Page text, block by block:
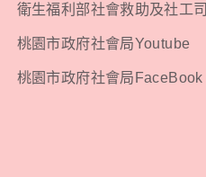
衛生福利部社會救助及社工司
桃園市政府社會局Youtube
桃園市政府社會局FaceBook